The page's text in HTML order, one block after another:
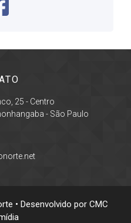
25 - Centro
- São Paulo
• Desenvolvido por CMC